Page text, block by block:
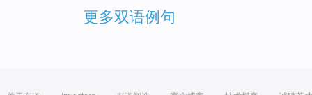
更多双语例句